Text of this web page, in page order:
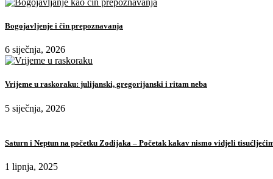
Bogojavljenje i čin prepoznavanja
6 siječnja, 2026
Vrijeme u raskoraku: julijanski, gregorijanski i ritam neba
5 siječnja, 2026
Saturn i Neptun na početku Zodijaka – Početak kakav nismo vidjeli
1 lipnja, 2025